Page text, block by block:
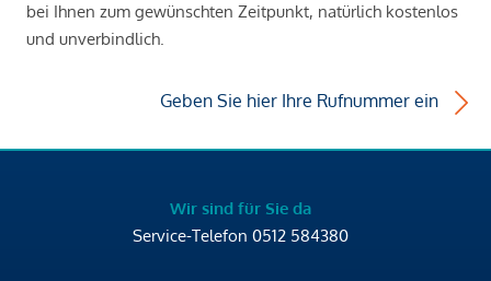
bei Ihnen zum gewünschten Zeitpunkt, natürlich kostenlos
und unverbindlich.
Geben Sie hier Ihre Rufnummer ein
Wir sind für Sie da
Service-Telefon 0512 584380